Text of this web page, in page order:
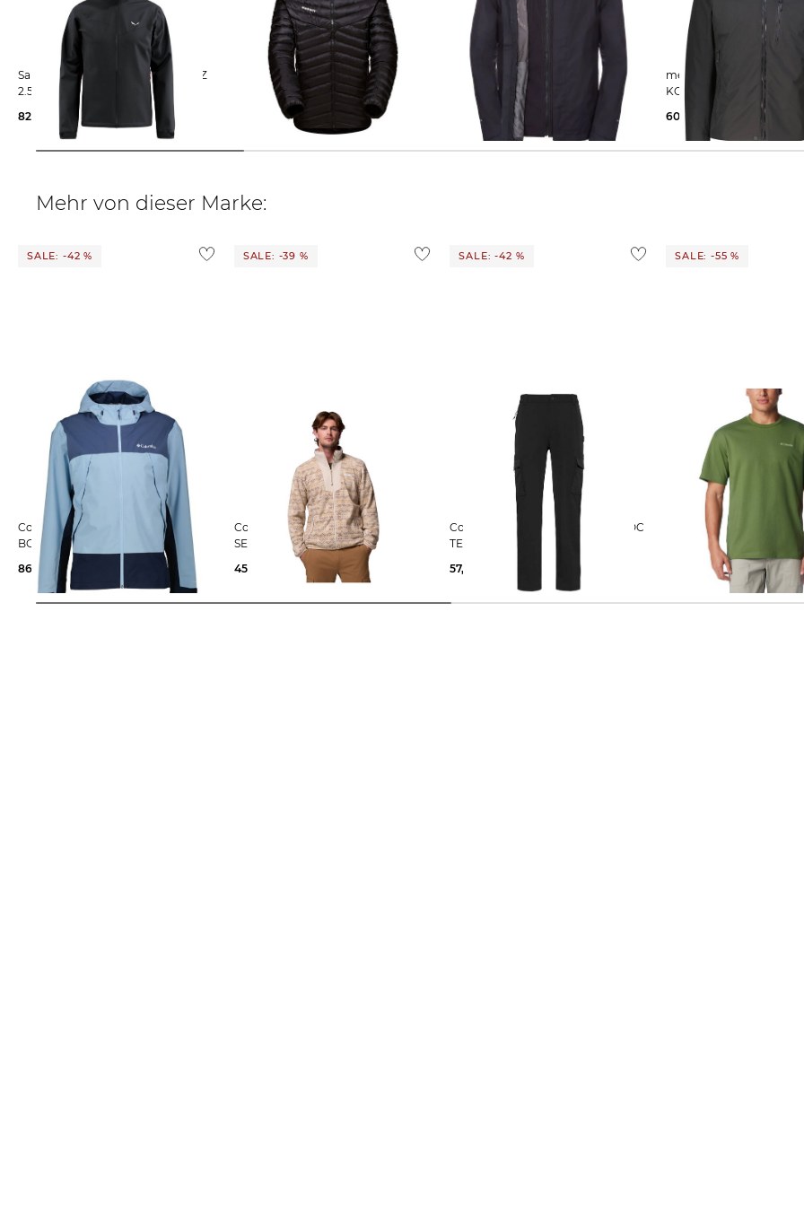
Salewa | Herren Regenjacke PUEZ
2.5 L POWERTEX
82,15 €
140,00 €
Mammut | Herren Isolationsjacke
ALBULA IN HOODED JACKET MEN
150,95 €
250,00 €
The North Face | Herren
Doppeljacke / 3-in-1 Wanderjacke
EVOLVE II TRICLIMATE
143,75 €
230,00 €
meru | Herren Trekkingjacke
KOYUKUK
60,45 €
Mehr von dieser Marke:
SALE: -42 %
Columbia | Herren Wanderjacke
BOULDER FALLS JACKET
86,65 €
150,00 €
SALE: -39 %
Columbia | Herren Fleecejacke
SEQUOIA GROVE PRINTED
45,99 €
75,00 €
SALE: -42 %
Columbia | Herren Cargohose ROC
TECH
57,55 €
SALE: -55 %
Columbia | Herren T-Shirt BURNT
LAKE GRAPHIC T
Kurzarm
55,00 €